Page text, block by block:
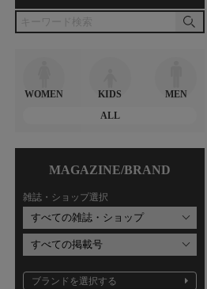
WOMEN KIDS
MEN
ALL
MAGAZINE/BRAND
雑誌・ショップ選択
ブランドを選択する